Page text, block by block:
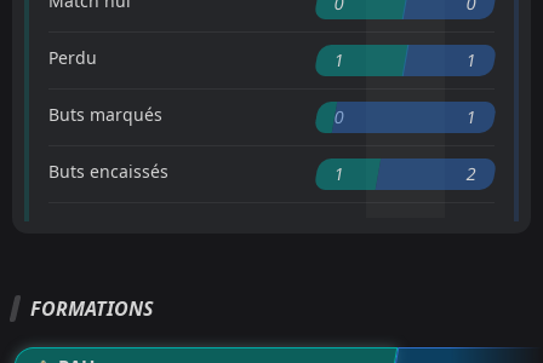
Perdu 1 1
Buts marqués 0 1
Buts encaissés 1 2
FORMATIONS